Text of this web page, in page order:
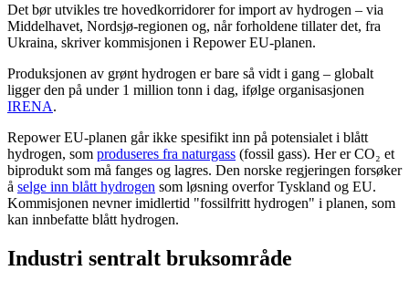
Det bør utvikles tre hovedkorridorer for import av hydrogen – via
Middelhavet, Nordsjø-regionen og, når forholdene tillater det, fra
Ukraina, skriver kommisjonen i Repower EU-planen.
Produksjonen av grønt hydrogen er bare så vidt i gang – globalt
ligger den på under 1 million tonn i dag, ifølge organisasjonen
IRENA.
Repower EU-planen går ikke spesifikt inn på potensialet i blått
hydrogen, som produseres fra naturgass (fossil gass). Her er CO₂ et
biprodukt som må fanges og lagres. Den norske regjeringen forsøker
å selge inn blått hydrogen som løsning overfor Tyskland og EU.
Kommisjonen nevner imidlertid "fossilfritt hydrogen" i planen, som
kan innbefatte blått hydrogen.
Industri sentralt bruksområde